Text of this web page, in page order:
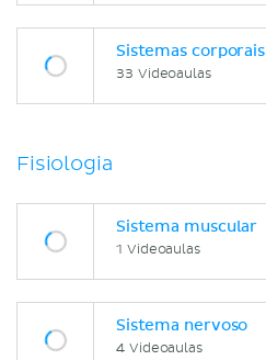
Sistemas corporais
33 Videoaulas
Fisiologia
Sistema muscular
1 Videoaulas
Sistema nervoso
4 Videoaulas